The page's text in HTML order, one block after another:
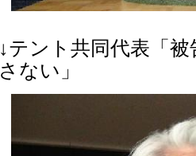
↓テント共同代表「
さない」